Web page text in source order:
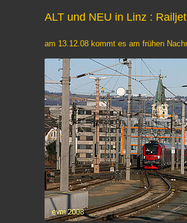
ALT und NEU in Linz :
am 13.12.08 kommt es am frühen